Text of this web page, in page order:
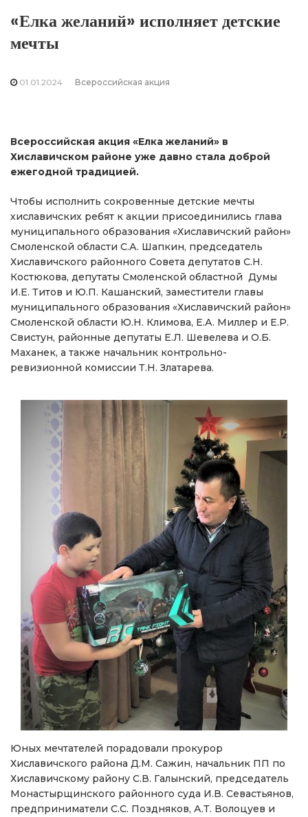
«Елка желаний» исполняет детские
мечты
01.01.2024 Всероссийская акция
Всероссийская акция «Елка желаний» в
Хиславичском районе уже давно стала доброй
ежегодной традицией.
Чтобы исполнить сокровенные детские мечты
хиславичских ребят к акции присоединились глава
муниципального образования «Хиславичский район»
Смоленской области С.А. Шапкин, председатель
Хиславичского районного Совета депутатов С.Н.
Костюкова, депутаты Смоленской областной Думы
И.Е. Титов и Ю.П. Кашанский, заместители главы
муниципального образования «Хиславичский район»
Смоленской области Ю.Н. Климова, Е.А. Миллер и Е.Р.
Свистун, районные депутаты Е.Л. Шевелева и О.Б.
Маханек, а также начальник контрольно-
ревизионной комиссии Т.Н. Златарева.
Юных мечтателей порадовали прокурор
Хиславичского района Д.М. Сажин, начальник ПП по
Хиславичскому району С.В. Галынский, председатель
Монастырщинского районного суда И.В. Севастьянов,
предприниматели С.С. Поздняков, А.Т. Волоцуев и